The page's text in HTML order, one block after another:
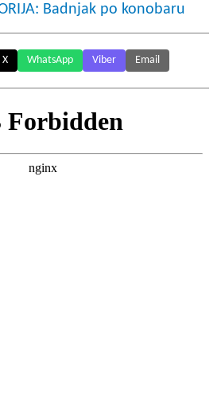
Badnjak po konobaru
X WhatsApp Viber Email